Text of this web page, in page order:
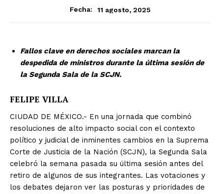
Fecha: 11 agosto, 2025
Fallos clave en derechos sociales marcan la
despedida de ministros durante la última sesión de
la Segunda Sala de la SCJN.
FELIPE VILLA
CIUDAD DE MÉXICO.- En una jornada que combinó
resoluciones de alto impacto social con el contexto
político y judicial de inminentes cambios en la Suprema
Corte de Justicia de la Nación (SCJN), la Segunda Sala
celebró la semana pasada su última sesión antes del
retiro de algunos de sus integrantes. Las votaciones y
los debates dejaron ver las posturas y prioridades de